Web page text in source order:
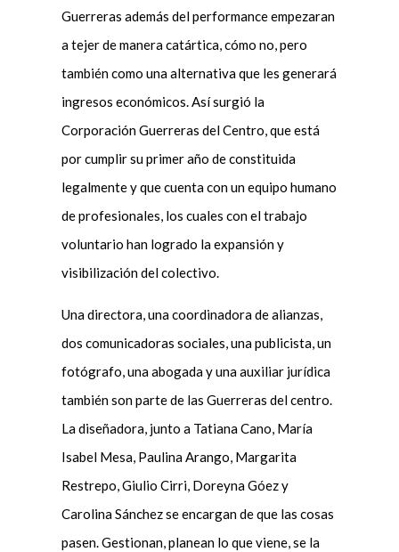
Guerreras además del performance empezaran
a tejer de manera catártica, cómo no, pero
también como una alternativa que les generará
ingresos económicos. Así surgió la
Corporación Guerreras del Centro, que está
por cumplir su primer año de constituida
legalmente y que cuenta con un equipo humano
de profesionales, los cuales con el trabajo
voluntario han logrado la expansión y
visibilización del colectivo.
Una directora, una coordinadora de alianzas,
dos comunicadoras sociales, una publicista, un
fotógrafo, una abogada y una auxiliar jurídica
también son parte de las Guerreras del centro.
La diseñadora, junto a Tatiana Cano, María
Isabel Mesa, Paulina Arango, Margarita
Restrepo, Giulio Cirri, Doreyna Góez y
Carolina Sánchez se encargan de que las cosas
pasen. Gestionan, planean lo que viene, se la